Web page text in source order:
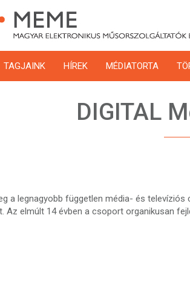
TAGJAINK HÍREK MÉDIATORTA
DIGITAL
a legnagyobb független média- és
Az elmúlt 14 évben a csoport organikusan